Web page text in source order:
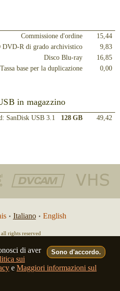
Sono d'accordo.
di aver
sui
e Maggiori informazioni sul
Commissione d'ordine
15,44
DVD-R di grado archivistico
9,83
Disco Blu-ray
16,85
Tassa base per la duplicazione
0,00
in magazzino
SanDisk USB 3.1 128 GB 49,42
• Italiano • English
rights reserved
admin